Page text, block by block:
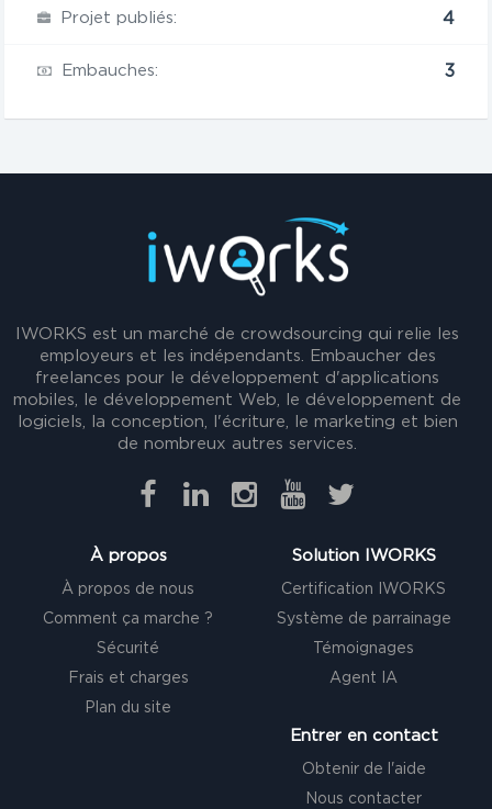
Projet publiés: 4
Embauches: 3
IWORKS est un marché de crowdsourcing qui relie les
employeurs et les indépendants. Embaucher des
freelances pour le développement d'applications
mobiles, le développement Web, le développement de
logiciels, la conception, l'écriture, le marketing et bien
de nombreux autres services.
À propos
À propos de nous
Comment ça marche ?
Sécurité
Frais et charges
Plan du site
Solution IWORKS
Certification IWORKS
Système de parrainage
Témoignages
Agent IA
Entrer en contact
Obtenir de l'aide
Nous contacter